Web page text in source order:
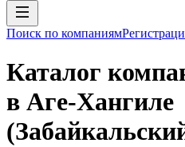
Поиск по компаниям
Каталог
в Аге-Хангиле